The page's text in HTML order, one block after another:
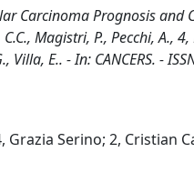
Carcinoma Prognosis and
Magistri, P., Pecchi, A.,
Villa, E.. - In: CANCERS. -
Serino; 2, Cristian